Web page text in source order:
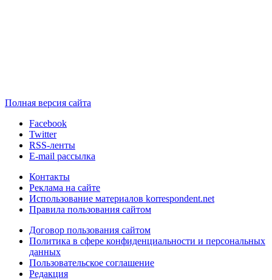
Полная версия сайта
Facebook
Twitter
RSS-ленты
E-mail рассылка
Контакты
Реклама на сайте
Использование материалов korrespondent.net
Правила пользования сайтом
Договор пользования сайтом
Политика в сфере конфиденциальности и персональных
данных
Пользовательское соглашение
Редакция